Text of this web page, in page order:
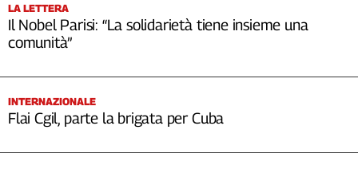
LA LETTERA
Il Nobel Parisi: “La solidarietà tiene insieme una
comunità”
INTERNAZIONALE
Flai Cgil, parte la brigata per Cuba